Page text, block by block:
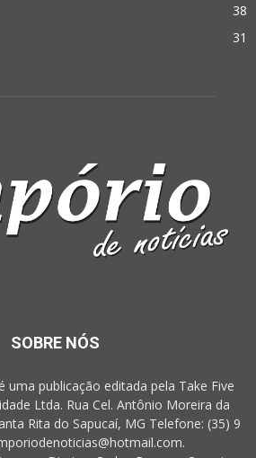
38
31
SOBRE NÓS
uma publicação editada pela Take Five
Ltda. Rua Cel. Antônio Moreira da
Rita do Sapucaí, MG Telefone: (35) 9